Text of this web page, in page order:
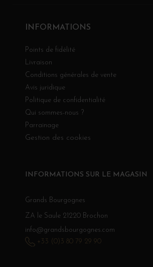
INFORMATIONS
Points de fidélité
Livraison
Conditions générales de vente
Avis juridique
Politique de confidentialité
Qui sommes-nous ?
Parrainage
Gestion des cookies
INFORMATIONS SUR LE MAGASIN
Grands Bourgognes
ZA le Saule 21220 Brochon
info@grandsbourgognes.com
+33 (0)3 80 79 29 90